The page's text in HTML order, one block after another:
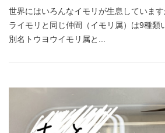
世界にはいろんなイモリが生息していま
ライモリと同じ仲間（イモリ属）は9種類
別名トウヨウイモリ属と...